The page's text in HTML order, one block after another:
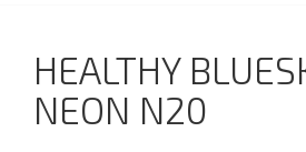
HEALTHY
NEON N20